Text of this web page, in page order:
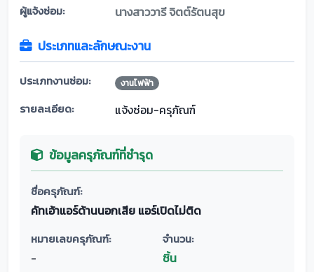
ผู้แจ้งซ่อม: นางสาววารี จิตต์รัตนสุข
ประเภทและลักษณะงาน
ประเภทงานซ่อม: งานไฟฟ้า
รายละเอียด: แจ้งซ่อม-ครุภัณฑ์
ข้อมูลครุภัณฑ์ที่ชำรุด
ชื่อครุภัณฑ์:
คัทเอ้าแอร์ด้านนอกเสีย แอร์เปิดไม่ติด
หมายเลขครุภัณฑ์:
-
จำนวน:
ชิ้น